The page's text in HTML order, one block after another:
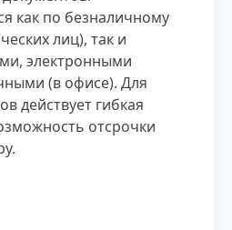
как по безналичному
лиц), так и
электронными
(в офисе). Для
действует гибкая
отсрочки